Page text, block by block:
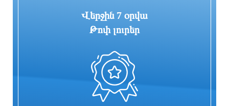
«ՑԱՅԳ» հեռուստաընկերությունն
իրականացնում է «Շիրակցու խոսք»
Հիմնանորոգվում է Սևան-Մարտունի-
ավտոճանապարհի մի հատվածը
Վերջին 7 օրվա
Թոփ լուրեր